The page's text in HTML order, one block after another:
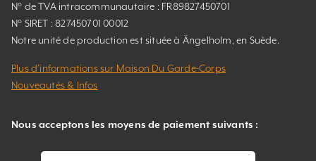
N° de TVA intracommunautaire : FR89827450701
N° SIRET : 827450701 00012
Notre unité de production est située à Ängelholm, en Suède.
Plus d’informations sur Maison Du Garde-Corps
Nouveautés & Infos
Nous acceptons les moyens de paiement suivants :